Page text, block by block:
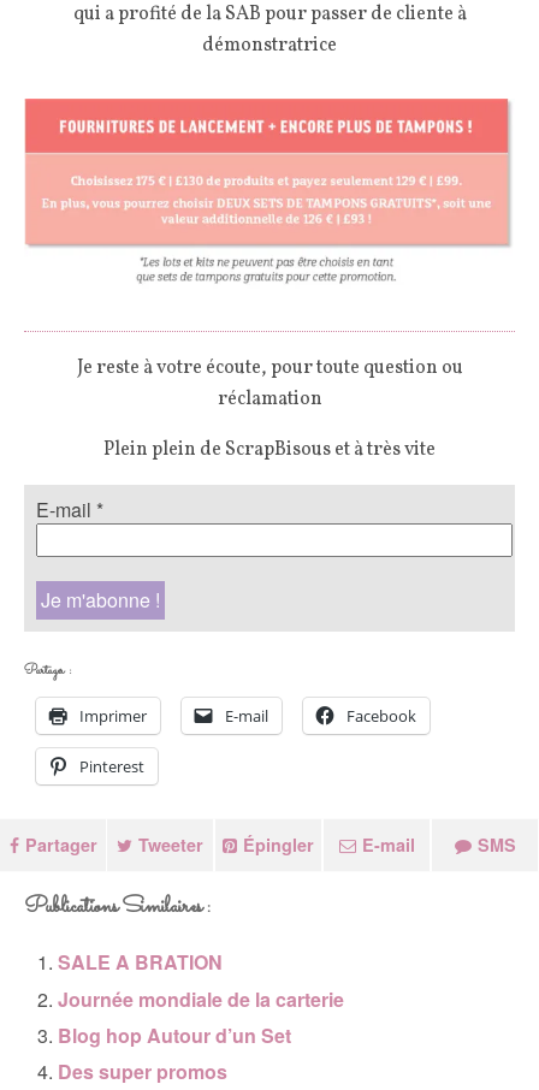
qui a profité de la SAB pour passer de cliente à
démonstratrice
Je reste à votre écoute, pour toute question ou
réclamation
Plein plein de ScrapBisous et à très vite
E-mail *
Partager :
Imprimer E-mail Facebook
Pinterest
Partager Tweeter Épingler E-mail SMS
Publications Similaires :
SALE A BRATION
Journée mondiale de la carterie
Blog hop Autour d’un Set
Des super promos